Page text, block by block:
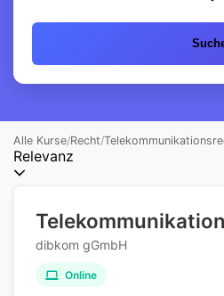
Alle Kurse/Recht/
Relevanz
dibkom gGmbH
Online